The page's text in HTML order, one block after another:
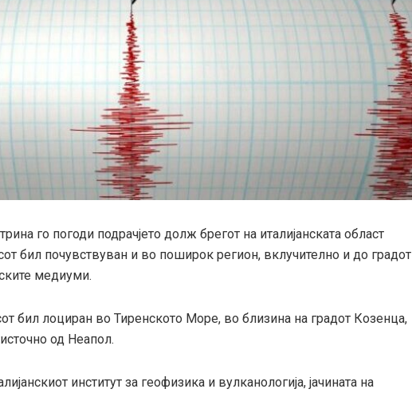
го погоди подрачјето долж брегот на италијанската област
бил почувствуван и во поширок регион, вклучително и до градот
медиуми.
бил лоциран во Тиренското Море, во близина на градот Козенца,
од Неапол.
институт за геофизика и вулканологија, јачината на